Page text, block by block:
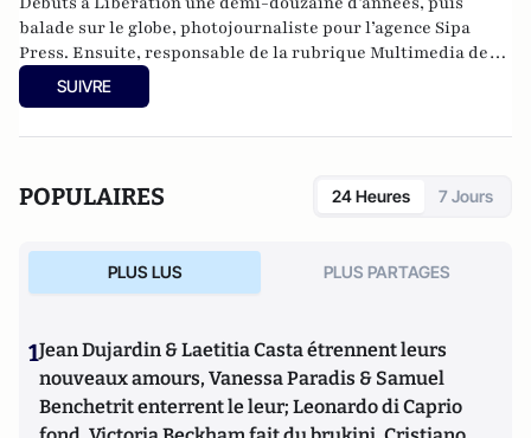
balade sur le globe, photojournaliste pour l’agence Sipa
Press. Ensuite, responsable de la rubrique Multimedia de
ELLE, avant d’écrire sur les médias à Arrêt sur Images et de
collaborer avec Atlantico. Par ailleurs fut blogueur, avec Le
SUIVRE
POPULAIRES 24 Heures 7 Jours
PLUS LUS PLUS PARTAGES
1Jean Dujardin & Laetitia Casta étrennent leurs
nouveaux amours, Vanessa Paradis & Samuel
Benchetrit enterrent le leur; Leonardo di Caprio